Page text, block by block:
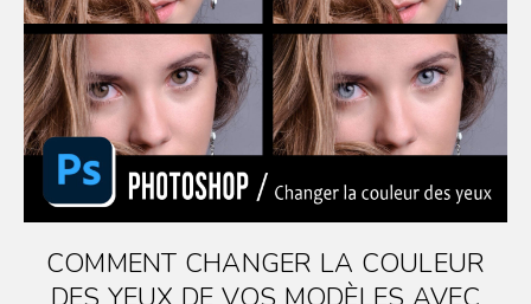
COMMENT CHANGER LA COULEUR